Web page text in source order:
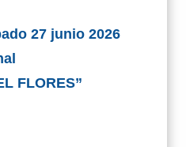
27 junio 2026
FLORES”